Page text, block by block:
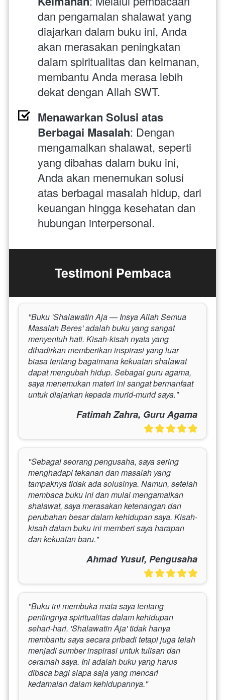
dan pengamalan shalawat yang
diajarkan dalam buku ini, Anda
akan merasakan peningkatan
dalam spiritualitas dan keimanan,
membantu Anda merasa lebih
dekat dengan Allah SWT.
Menawarkan Solusi atas
Berbagai Masalah: Dengan
mengamalkan shalawat, seperti
yang dibahas dalam buku ini,
Anda akan menemukan solusi
atas berbagai masalah hidup, dari
keuangan hingga kesehatan dan
hubungan interpersonal.
Testimoni Pembaca
"Buku 'Shalawatin Aja — Insya Allah Semua
Masalah Beres' adalah buku yang sangat
menyentuh hati. Kisah-kisah nyata yang
dihadirkan memberikan inspirasi yang luar
biasa tentang bagaimana kekuatan shalawat
dapat mengubah hidup. Sebagai guru agama,
saya menemukan materi ini sangat bermanfaat
untuk diajarkan kepada murid-murid saya."
Fatimah Zahra, Guru Agama
"Sebagai seorang pengusaha, saya sering
menghadapi tekanan dan masalah yang
tampaknya tidak ada solusinya. Namun, setelah
membaca buku ini dan mulai mengamalkan
shalawat, saya merasakan ketenangan dan
perubahan besar dalam kehidupan saya. Kisah-
kisah dalam buku ini memberi saya harapan
dan kekuatan baru."
Ahmad Yusuf, Pengusaha
"Buku ini membuka mata saya tentang
pentingnya spiritualitas dalam kehidupan
sehari-hari. 'Shalawatin Aja' tidak hanya
membantu saya secara pribadi tetapi juga telah
menjadi sumber inspirasi untuk tulisan dan
ceramah saya. Ini adalah buku yang harus
dibaca bagi siapa saja yang mencari
kedamaian dalam kehidupannya."